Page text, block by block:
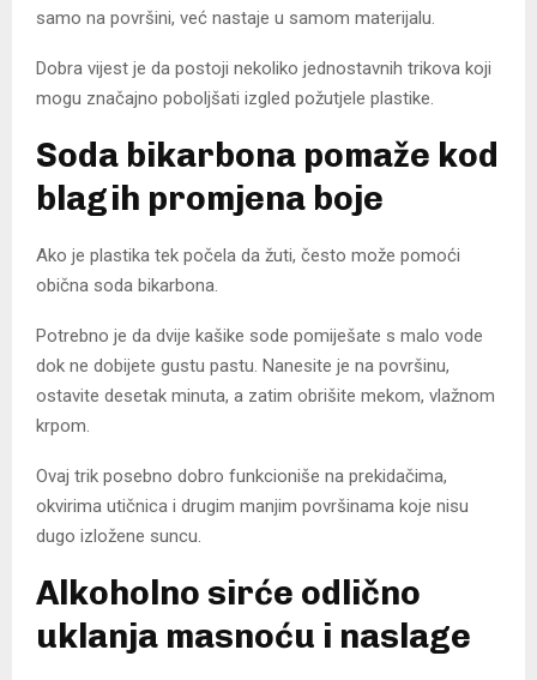
samo na površini, već nastaje u samom materijalu.
Dobra vijest je da postoji nekoliko jednostavnih trikova koji
mogu značajno poboljšati izgled požutjele plastike.
Soda bikarbona pomaže kod
blagih promjena boje
Ako je plastika tek počela da žuti, često može pomoći
obična soda bikarbona.
Potrebno je da dvije kašike sode pomiješate s malo vode
dok ne dobijete gustu pastu. Nanesite je na površinu,
ostavite desetak minuta, a zatim obrišite mekom, vlažnom
krpom.
Ovaj trik posebno dobro funkcioniše na prekidačima,
okvirima utičnica i drugim manjim površinama koje nisu
dugo izložene suncu.
Alkoholno sirće odlično
uklanja masnoću i naslage